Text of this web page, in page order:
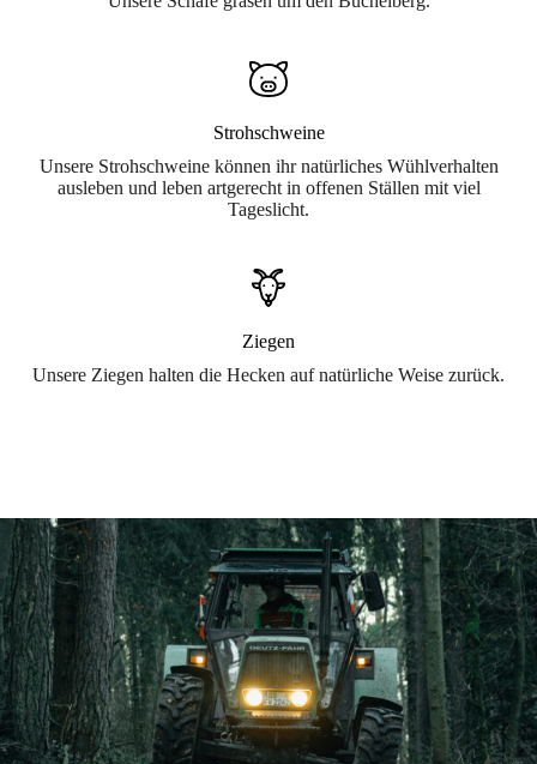
Strohschweine
Unsere Strohschweine können ihr natürliches Wühlverhalten
ausleben und leben artgerecht in offenen Ställen mit viel
Tageslicht.
Ziegen
Unsere Ziegen halten die Hecken auf natürliche Weise zurück.